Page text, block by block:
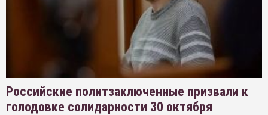
Российские политзаключенные призвали к
голодовке солидарности 30 октября